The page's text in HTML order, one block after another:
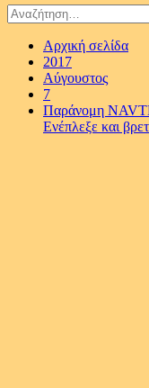
Αναζήτηση
για:
Αρχική σελίδα
2017
Αύγουστος
7
Παράνομη
Ενέπλεξε και